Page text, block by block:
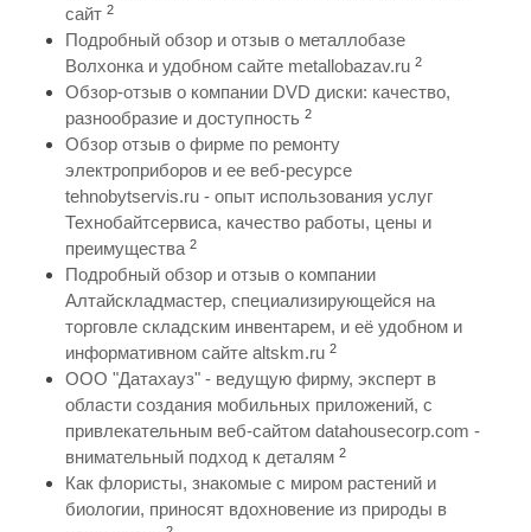
сайт 2
Подробный обзор и отзыв о металлобазе
Волхонка и удобном сайте metallobazav.ru 2
Обзор-отзыв о компании DVD диски: качество,
разнообразие и доступность 2
Обзор отзыв о фирме по ремонту
электроприборов и ее веб-ресурсе
tehnobytservis.ru - опыт использования услуг
Технобайтсервиса, качество работы, цены и
преимущества 2
Подробный обзор и отзыв о компании
Алтайскладмастер, специализирующейся на
торговле складским инвентарем, и её удобном и
информативном сайте altskm.ru 2
ООО "Датахауз" - ведущую фирму, эксперт в
области создания мобильных приложений, с
привлекательным веб-сайтом datahousecorp.com -
внимательный подход к деталям 2
Как флористы, знакомые с миром растений и
биологии, приносят вдохновение из природы в